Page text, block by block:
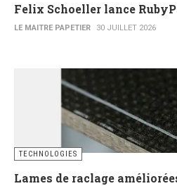
Felix Schoeller lance
LE MAITRE PAPETIER 30 JUILLET 2026
TECHNOLOGIES
Lames de raclage